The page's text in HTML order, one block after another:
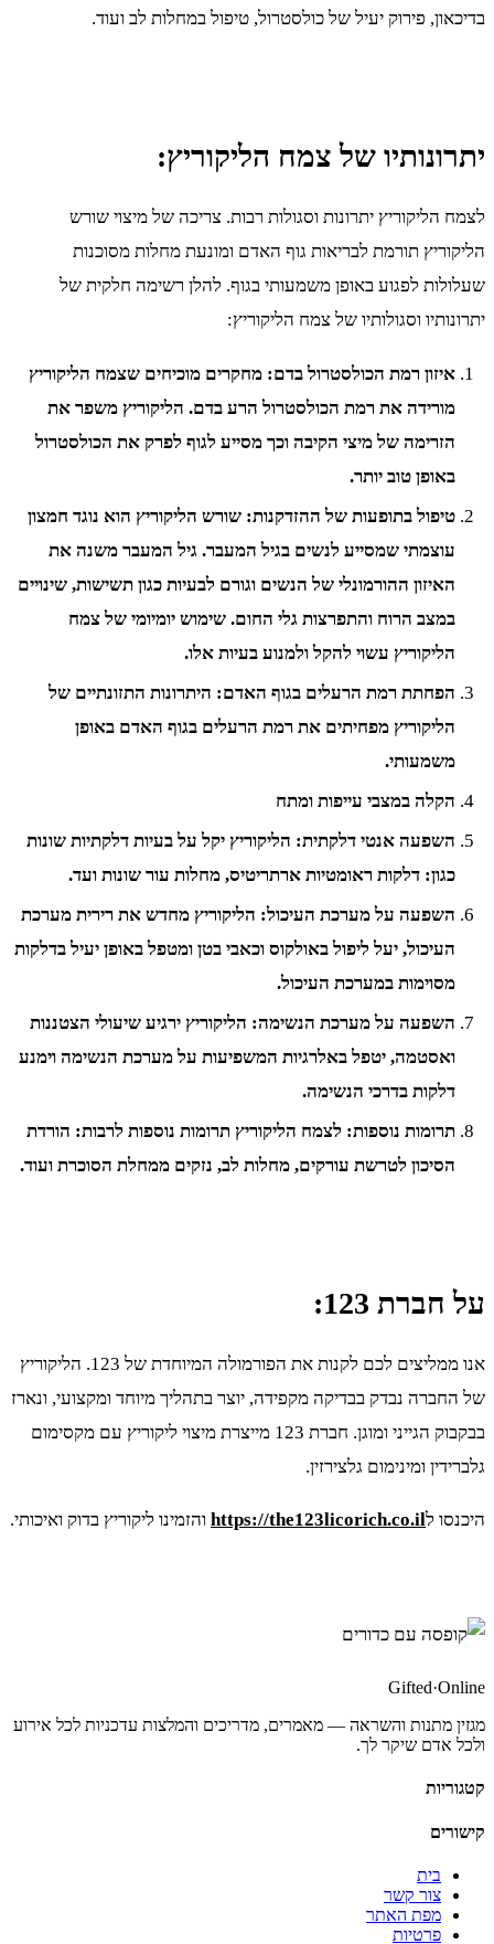
בדיכאון, פירוק יעיל של כולסטרול, טיפול במחלות לב ועוד.
יתרונותיו של צמח הליקוריץ:
לצמח הליקוריץ יתרונות וסגולות רבות. צריכה של מיצוי שורש
הליקוריץ תורמת לבריאות גוף האדם ומונעת מחלות מסוכנות
שעלולות לפגוע באופן משמעותי בגוף. להלן רשימה חלקית של
יתרונותיו וסגולותיו של צמח הליקוריץ:
איזון רמת הכולסטרול בדם: מחקרים מוכיחים שצמח הליקוריץ
מורידה את רמת הכולסטרול הרע בדם. הליקוריץ משפר את
הזרימה של מיצי הקיבה וכך מסייע לגוף לפרק את הכולסטרול
באופן טוב יותר.
טיפול בתופעות של ההזדקנות: שורש הליקוריץ הוא נוגד חמצון
עוצמתי שמסייע לנשים בגיל המעבר. גיל המעבר משנה את
האיזון ההורמונלי של הנשים וגורם לבעיות כגון תשישות, שינויים
במצב הרוח והתפרצות גלי החום. שימוש יומיומי של צמח
הליקוריץ עשוי להקל ולמנוע בעיות אלו.
הפחתת רמת הרעלים בגוף האדם: היתרונות התזונתיים של
הליקוריץ מפחיתים את רמת הרעלים בגוף האדם באופן
משמעותי.
הקלה במצבי עייפות ומתח
השפעה אנטי דלקתית: הליקוריץ יקל על בעיות דלקתיות שונות
כגון: דלקות ראומטיות ארתריטיס, מחלות עור שונות ועד.
השפעה על מערכת העיכול: הליקוריץ מחדש את רירית מערכת
העיכול, יעל ליפול באולקוס וכאבי בטן ומטפל באופן יעיל בדלקות
מסוימות במערכת העיכול.
השפעה על מערכת הנשימה: הליקוריץ ירגיע שיעולי הצטננות
ואסטמה, יטפל באלרגיות המשפיעות על מערכת הנשימה וימנע
דלקות בדרכי הנשימה.
תרומות נוספות: לצמח הליקוריץ תרומות נוספות לרבות: הורדת
הסיכון לטרשת עורקים, מחלות לב, נזקים ממחלת הסוכרת ועוד.
על חברת 123:
אנו ממליצים לכם לקנות את הפורמולה המיוחדת של 123. הליקוריץ
של החברה נבדק בבדיקה מקפידה, יוצר בתהליך מיוחד ומקצועי, ונארז
בבקבוק הגייני ומוגן. חברת 123 מייצרת מיצוי ליקוריץ עם מקסימום
גלברידין ומינימום גלצירזין.
היכנסו לhttps://the123licorich.co.il והזמינו ליקוריץ בדוק ואיכותי.
Gifted·Online
מגזין מתנות והשראה — מאמרים, מדריכים והמלצות עדכניות לכל אירוע
ולכל אדם שיקר לך.
קטגוריות
קישורים
בית
צור קשר
מפת האתר
פרטיות